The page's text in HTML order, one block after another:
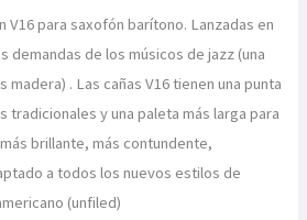
V16 para saxofón barítono. Lanzadas en
demandas de los músicos de jazz (una
madera) . Las cañas V16 tienen una punta
tradicionales y una paleta más larga para
brillante, más contundente,
a todos los nuevos estilos de
(unfiled)